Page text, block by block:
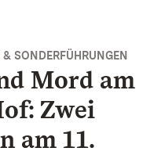
SONDERFÜHRUNGEN
Mord am
Zwei
am 11.